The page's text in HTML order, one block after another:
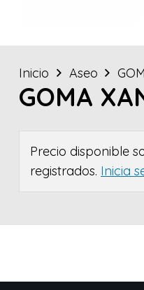
Inicio Aseo
GOMA
Precio disponible
registrados. Inicia